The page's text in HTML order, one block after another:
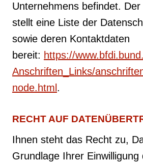
Unternehmens befindet.
stellt eine Liste der
sowie deren Kontaktdaten
bereit: https://
Anschriften_Links/
node.html .
RECHT AUF
Ihnen steht das Recht zu,
Grundlage Ihrer Einwilligung